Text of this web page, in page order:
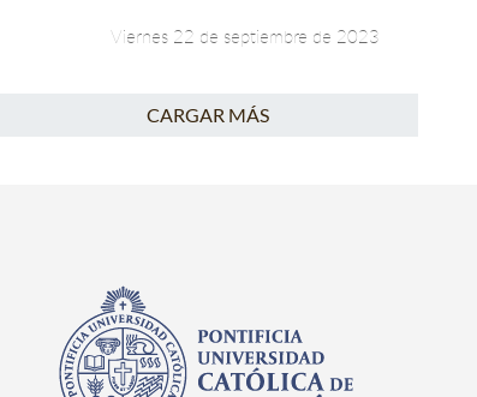
Viernes 22 de septiembre de 2023
CARGAR MÁS